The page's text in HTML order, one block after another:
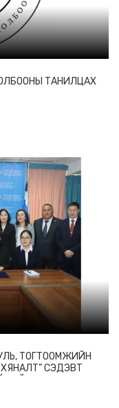
ТАНИЛЦАХ
ТОГТООМЖИЙН
СЭДЭВТ